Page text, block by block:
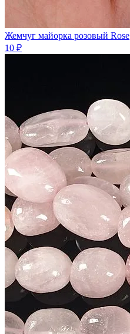
Жемчуг майорка розовый Rose
10 ₽